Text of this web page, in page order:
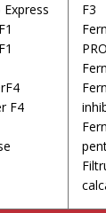
F4
F3